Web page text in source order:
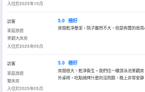
入住於2025年10月
訪客
家庭旅遊
景觀大床房
入住於2025年05月
5.0 極好
房間乾淨整潔，院子雖然不大，但是佈置的很用
訪客
家庭旅遊
雙床房
入住於2025年05月
5.0 極好
房間很大，乾淨衞生。我們住一樓游泳池景觀
外桌椅，吃點燒烤什麼的沒問題，晚上非常安靜